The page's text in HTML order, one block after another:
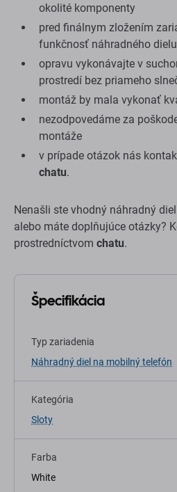
okolité komponenty
pred finálnym zložením
funkčnosť náhradného dielu
opravu vykonávajte v
prostredí bez priameho
montáž by mala vykonať
nezodpovedáme za
montáže
v prípade otázok nás
chatu.
Nenašli ste vhodný náhradný
alebo máte doplňujúce otázky?
prostredníctvom chatu.
Špecifikácia
Typ zariadenia
Náhradný diel na mobilný telefón
Kategória
Sloty
Farba
White